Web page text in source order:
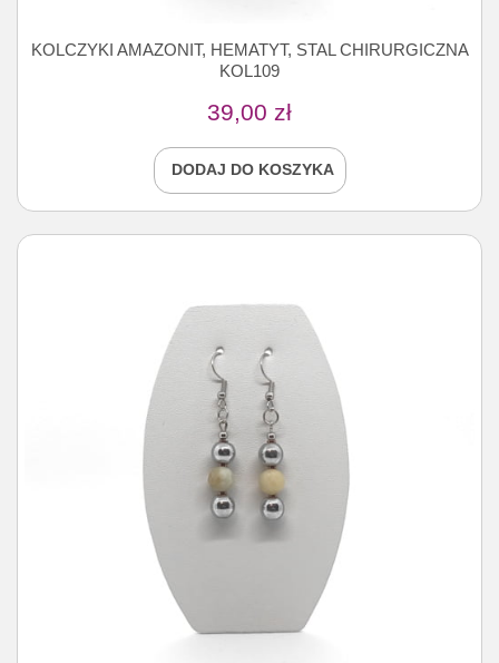
KOLCZYKI AMAZONIT, HEMATYT, STAL CHIRURGICZNA
KOL109
39,00 zł
DODAJ DO KOSZYKA